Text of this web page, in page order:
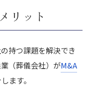
リット
持つ課題を解決でき
（葬儀会社）がM&A
ます。